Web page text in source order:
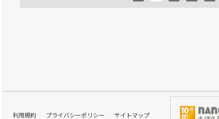
利用規約 プライバシーポリシー サイトマップ